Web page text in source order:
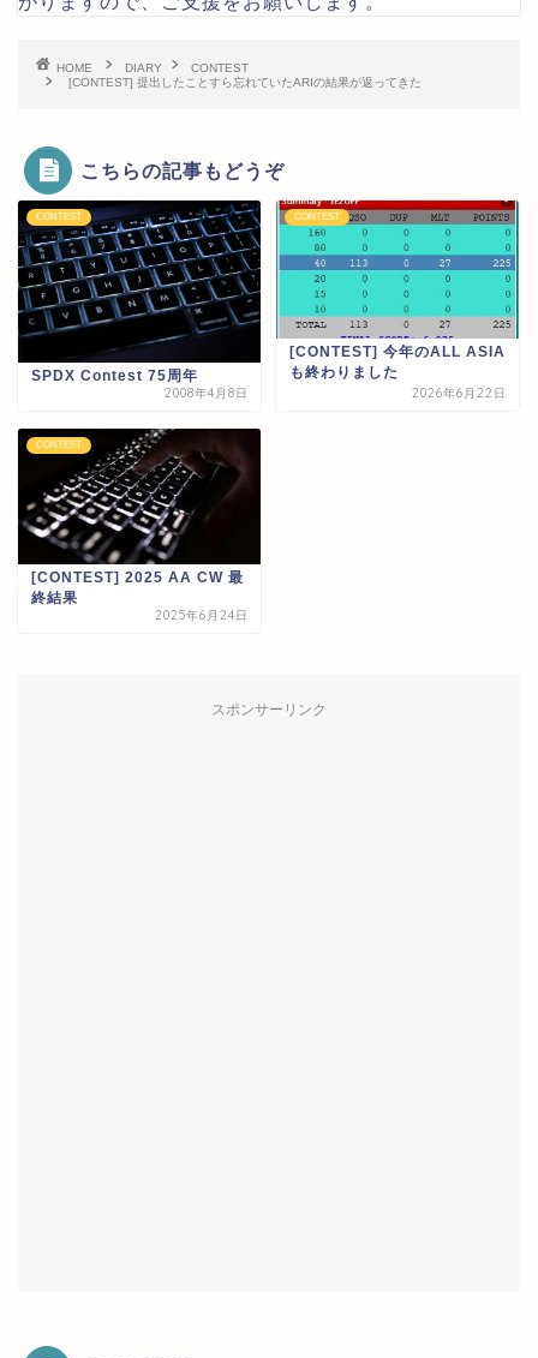
HOME DIARY
CONTEST
[CONTEST] 提出したことすら忘れていたARIの結果が返ってきた
こちらの記事もどうぞ
CONTEST
SPDX Contest 75周年
2008年4月8日
CONTEST
[CONTEST] 今年のALL ASIA
も終わりました
2026年6月22日
CONTEST
[CONTEST] 2025 AA CW 最
終結果
2025年6月24日
スポンサーリンク